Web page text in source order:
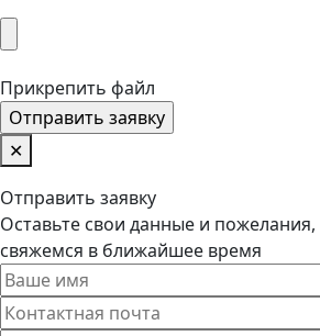
Прикрепить файл
✕
Отправить заявку
Оставьте свои данные и
свяжемся в ближайшее время